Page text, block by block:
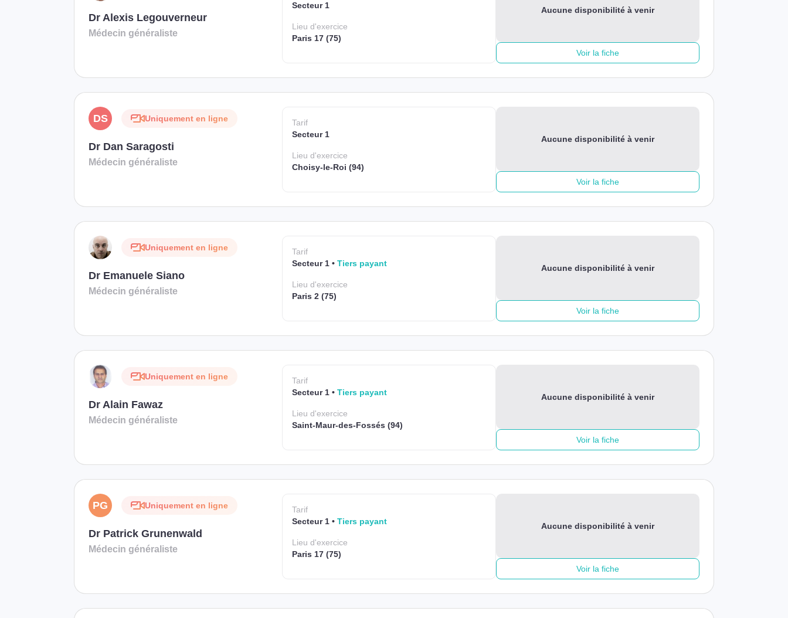
Dr Alexis Legouverneur
Médecin généraliste
Secteur 1
Lieud'exercice
Paris 17 (75)
Aucune disponibilité à venir
Voir la fiche
DS Uniquement en ligne
Dr Dan Saragosti
Médecin généraliste
Tarif
Secteur 1
Lieud'exercice
Choisy-le-Roi (94)
Aucune disponibilité à venir
Voir la fiche
Uniquement en ligne
Dr Emanuele Siano
Médecin généraliste
Tarif
Secteur 1
Tiers payant
Lieud'exercice
Paris 2 (75)
Aucune disponibilité à venir
Voir la fiche
Uniquement en ligne
Dr Alain Fawaz
Médecin généraliste
Tarif
Secteur 1
Tiers payant
Lieud'exercice
Saint-Maur-des-Fossés (94)
Aucune disponibilité à venir
Voir la fiche
PG Uniquement en ligne
Dr Patrick Grunenwald
Médecin généraliste
Tarif
Secteur 1
Tiers payant
Lieud'exercice
Paris 17 (75)
Aucune disponibilité à venir
Voir la fiche